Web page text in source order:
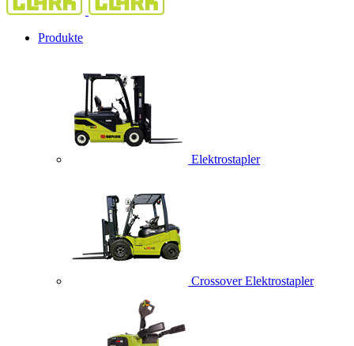
Produkte
Elektrostapler
Crossover Elektrostapler